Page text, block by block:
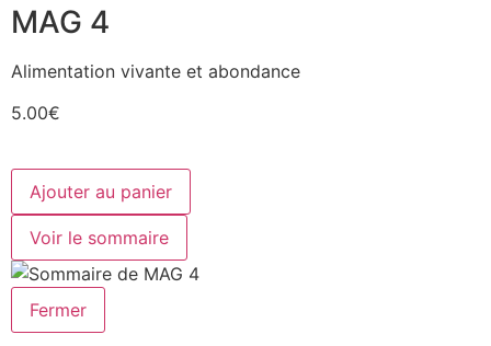
MAG 4
Alimentation vivante et abondance
5.00€
Ajouter au panier
Voir le sommaire
Fermer